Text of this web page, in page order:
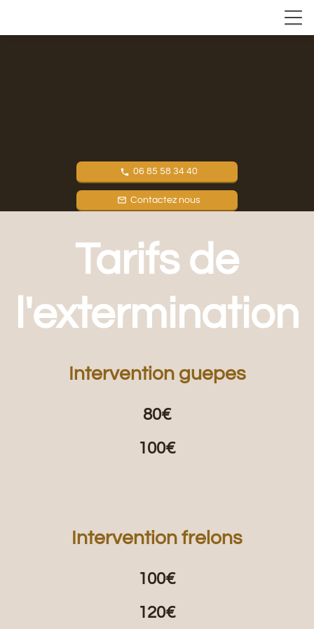
local_phone 06 85 58 34 40
mail_outline Contactez nous
Tarifs de
l'extermination
Intervention guepes
80€
100€
Intervention frelons
100€
120€